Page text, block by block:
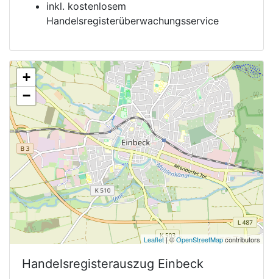
inkl. kostenlosem
Handelsregisterüberwachungsservice
+
−
Leaflet| ©OpenStreetMapcontributors
Handelsregisterauszug Einbeck